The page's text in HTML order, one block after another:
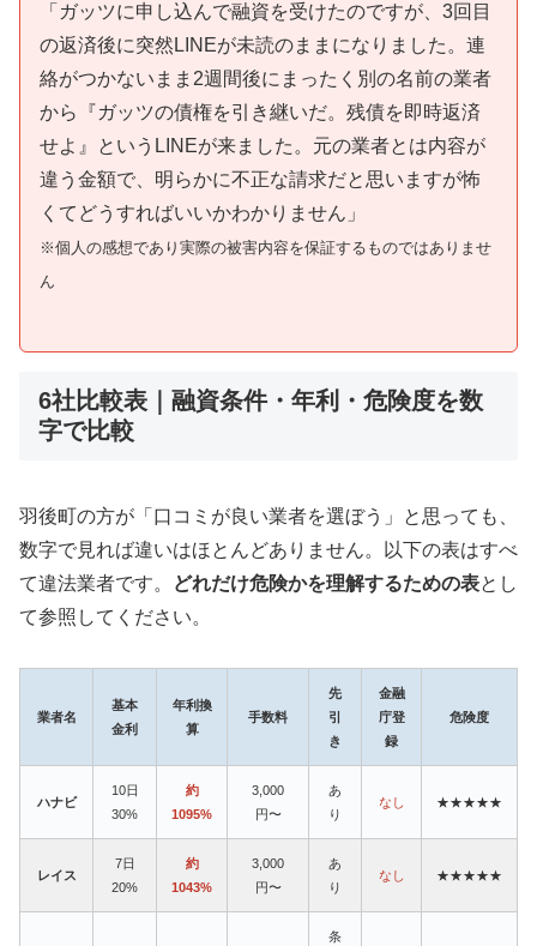
「ガッツに申し込んで融資を受けたのですが、3回目
の返済後に突然LINEが未読のままになりました。連
絡がつかないまま2週間後にまったく別の名前の業者
から『ガッツの債権を引き継いだ。残債を即時返済
せよ』というLINEが来ました。元の業者とは内容が
違う金額で、明らかに不正な請求だと思いますが怖
くてどうすればいいかわかりません」
※個人の感想であり実際の被害内容を保証するものではありませ
ん
6社比較表｜融資条件・年利・危険度を数
字で比較
羽後町の方が「口コミが良い業者を選ぼう」と思っても、
数字で見れば違いはほとんどありません。以下の表はすべ
て違法業者です。
どれだけ危険かを理解するための表とし
て参照してください。
業者名
基本
金利
年利換
算
手数料
先
引
き
金融
庁登
録
危険度
ハナビ
10日
30%
約
1095%
3,000
円〜
あ
り
なし ★★★★★
レイス
7日
20%
約
1043%
3,000
円〜
あ
り
なし ★★★★★
条